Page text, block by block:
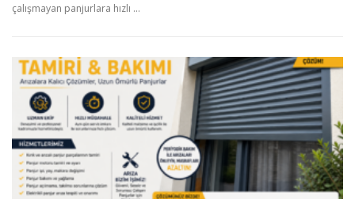
çalışmayan panjurlara hızlı …